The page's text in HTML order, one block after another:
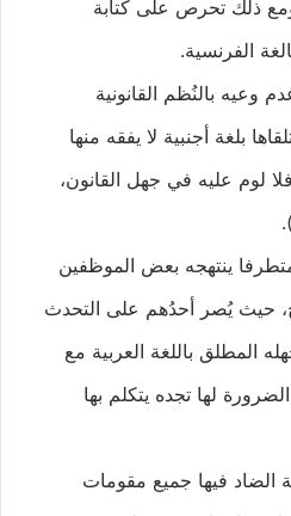
ذلك تحرص على كتابة
الفرنسية.
وعيه بالنُظم القانونية
بلغة أجنبية لا يفقه منها
لوم عليه في جهل القانون،
ينتهجه بعض الموظفين
حيث يُصر أحدُهم على التحدث
المطلق باللغة العربية مع
لها تجده يتكلم بها
الضاد فيها جميع مقومات